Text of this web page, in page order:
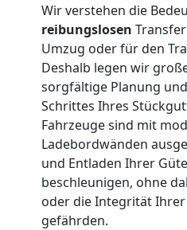
Wir verstehen die
reibungslosen
Umzug oder für den
Deshalb legen wir
sorgfältige Planung
Schrittes Ihres
Fahrzeuge sind mit
Ladebordwänden
und Entladen Ihrer
beschleunigen, ohne
oder die Integrität Ihrer
gefährden.
Umzug
Wolfsberg
Qualitäts-
Umzüge
Wolfsberg